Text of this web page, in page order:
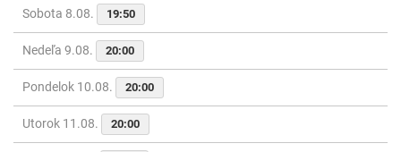
Sobota 8.08. 19:50
Nedeľa 9.08. 20:00
Pondelok 10.08. 20:00
Utorok 11.08. 20:00